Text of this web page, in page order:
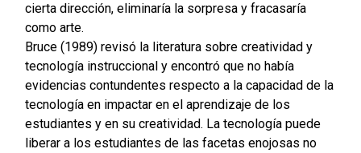
cierta dirección, eliminaría la sorpresa y fracasaría
como arte.
Bruce (1989) revisó la literatura sobre creatividad y
tecnología instruccional y encontró que no había
evidencias contundentes respecto a la capacidad de la
tecnología en impactar en el aprendizaje de los
estudiantes y en su creatividad. La tecnología puede
liberar a los estudiantes de las facetas enojosas no